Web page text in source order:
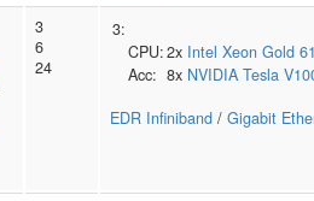
3
6
24
3:
CPU:2x Intel Xeon Gold
Acc: 8x NVIDIA Tesla
EDR Infiniband / Gigabit